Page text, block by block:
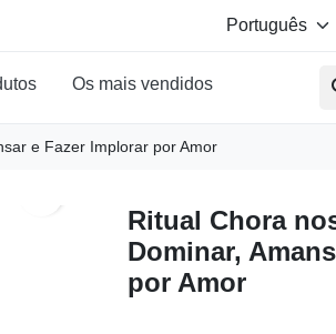
Os mais vendidos
e Fazer Implorar por Amor
Ritual Chora
Dominar,
por Amor